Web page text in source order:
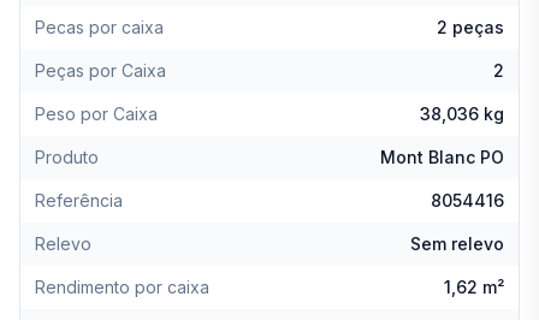
Pecas por caixa 2 peças
Peças por Caixa 2
Peso por Caixa 38,036 kg
Produto Mont Blanc PO
Referência 8054416
Relevo Sem relevo
Rendimento por caixa 1,62 m²